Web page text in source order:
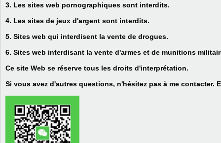
3. Les sites web pornographiques sont interdits.
4. Les sites de jeux d'argent sont interdits.
5. Sites web qui interdisent la vente de drogues.
6. Sites web interdisant la vente d'armes et de munitions
Ce site Web se réserve tous les droits d'interprétation.
Si vous avez d'autres questions, n'hésitez pas à me contacter.